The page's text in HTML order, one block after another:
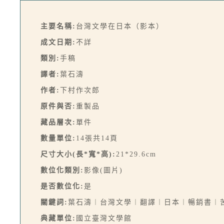
主要名稱: 台灣文學在日本（影本）
成文日期: 不詳
類別: 手稿
譯者: 葉石濤
作者: 下村作次郎
原件與否: 重製品
藏品層次: 單件
數量單位: 14張共14頁
尺寸大小(長*寬*高): 21*29.6cm
數位化類別: 影像(圖片)
是否數位化: 是
關鍵詞: 葉石濤︱台灣文學︱翻譯︱日本︱暢銷書︱
典藏單位: 國立臺灣文學館